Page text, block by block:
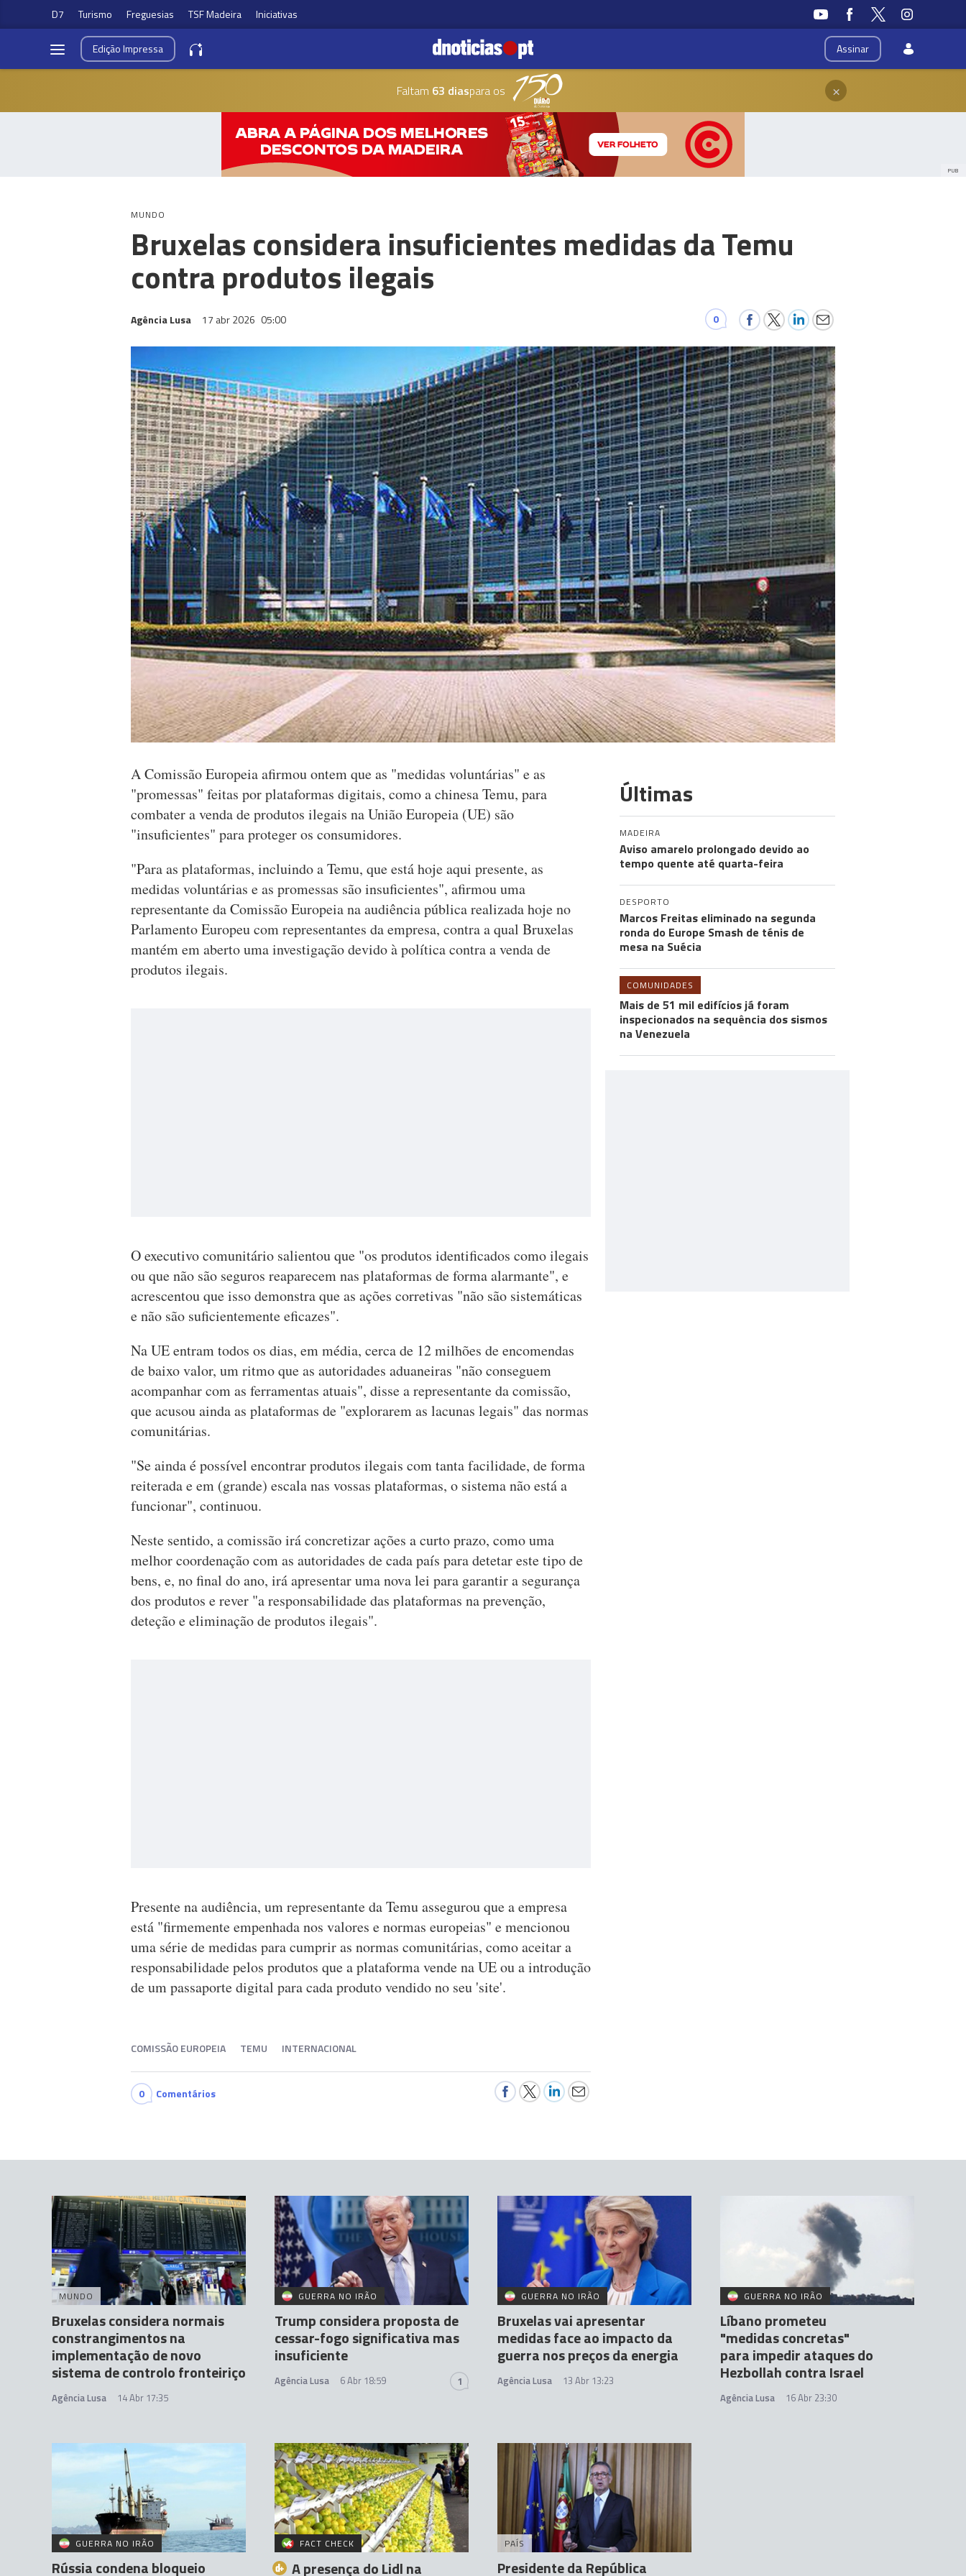
D7 Turismo Freguesias TSF Madeira Iniciativas
Assinar
EdiçãoImpressa
Faltam 63 diaspara os ×
PUB
MUNDO
Bruxelas considera insuficientes medidas da Temu
contra produtos ilegais
Agência Lusa 17 abr 2026 05:00 0
A Comissão Europeia afirmou ontem que as "medidas voluntárias" e as
"promessas" feitas por plataformas digitais, como a chinesa Temu, para
combater a venda de produtos ilegais na União Europeia (UE) são
"insuficientes" para proteger os consumidores.
"Para as plataformas, incluindo a Temu, que está hoje aqui presente, as
medidas voluntárias e as promessas são insuficientes", afirmou uma
representante da Comissão Europeia na audiência pública realizada hoje no
Parlamento Europeu com representantes da empresa, contra a qual Bruxelas
mantém em aberto uma investigação devido à política contra a venda de
produtos ilegais.
O executivo comunitário salientou que "os produtos identificados como ilegais
ou que não são seguros reaparecem nas plataformas de forma alarmante", e
acrescentou que isso demonstra que as ações corretivas "não são sistemáticas
e não são suficientemente eficazes".
Na UE entram todos os dias, em média, cerca de 12 milhões de encomendas
de baixo valor, um ritmo que as autoridades aduaneiras "não conseguem
acompanhar com as ferramentas atuais", disse a representante da comissão,
que acusou ainda as plataformas de "explorarem as lacunas legais" das normas
comunitárias.
"Se ainda é possível encontrar produtos ilegais com tanta facilidade, de forma
reiterada e em (grande) escala nas vossas plataformas, o sistema não está a
funcionar", continuou.
Neste sentido, a comissão irá concretizar ações a curto prazo, como uma
melhor coordenação com as autoridades de cada país para detetar este tipo de
bens, e, no final do ano, irá apresentar uma nova lei para garantir a segurança
dos produtos e rever "a responsabilidade das plataformas na prevenção,
deteção e eliminação de produtos ilegais".
Presente na audiência, um representante da Temu assegurou que a empresa
está "firmemente empenhada nos valores e normas europeias" e mencionou
uma série de medidas para cumprir as normas comunitárias, como aceitar a
responsabilidade pelos produtos que a plataforma vende na UE ou a introdução
de um passaporte digital para cada produto vendido no seu 'site'.
COMISSÃO EUROPEIA TEMU INTERNACIONAL
0 Comentários
Últimas
MADEIRA
Aviso amarelo prolongado devido ao
tempo quente até quarta-feira
DESPORTO
Marcos Freitas eliminado na segunda
ronda do Europe Smash de ténis de
mesa na Suécia
COMUNIDADES
Mais de 51 mil edifícios já foram
inspecionados na sequência dos sismos
na Venezuela
MUNDO
Bruxelas considera normais
constrangimentos na
implementação de novo
sistema de controlo fronteiriço
Agência Lusa 14 Abr 17:35
GUERRA NO IRÃO
Trump considera proposta de
cessar-fogo significativa mas
insuficiente
Agência Lusa 6 Abr 18:59 1
GUERRA NO IRÃO
Bruxelas vai apresentar
medidas face ao impacto da
guerra nos preços da energia
Agência Lusa 13 Abr 13:23
GUERRA NO IRÃO
Líbano prometeu
"medidas concretas"
para impedir ataques do
Hezbollah contra Israel
Agência Lusa 16 Abr 23:30
GUERRA NO IRÃO
Rússia condena bloqueio
FACT CHECK
A presença do Lidl na
PAÍS
Presidente da República